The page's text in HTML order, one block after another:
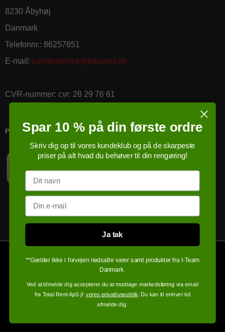
8230 Åbyhøj
Danmark
Telefonnr.: 86257651
E-mail : kundeservice@totalrent.dk
CVR-nummer: cvr: 28 29 76 61
PRICERUNNER KØBSGARANTI
Spar 10 % på din første ordre
Skriv dig op til vores kundeklub og på de skarpeste
priser på alt hvad du behøver til din rengøring!
Navn
Email
Ja tak
**Gælder ikke i forvejen nedsatte varer samt produkter fra I-Team
Danmark.
Ved at tilmelde dig accepterer du at modtage markedsføring via email
fra Total Rent ApS jf.vores privatlivspolitik . Du kan til enhver tid
afmelde dig.